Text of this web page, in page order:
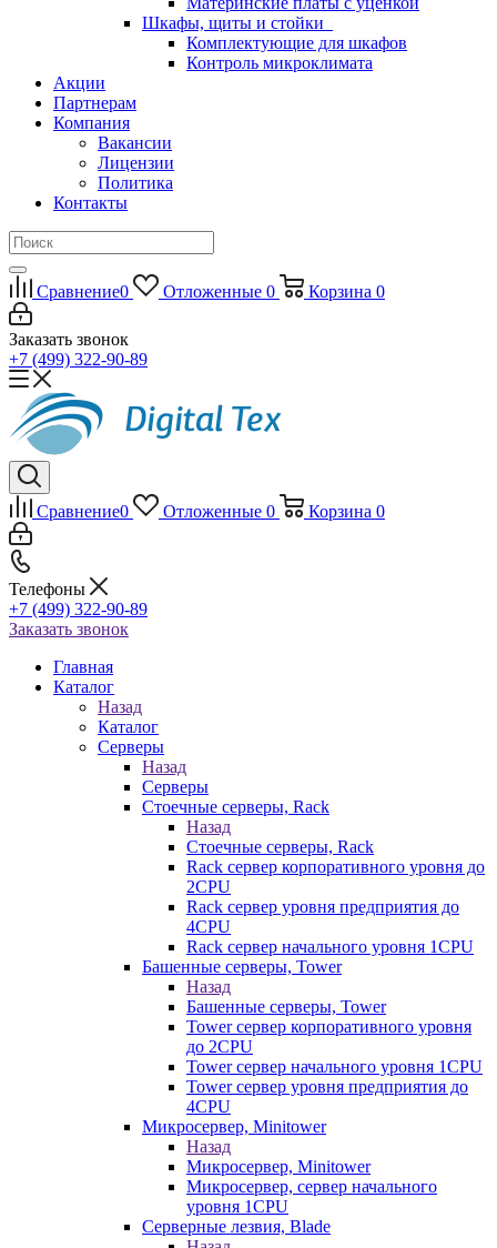
Шкафы, щиты и стойки
Комплектующие для шкафов
Контроль микроклимата
Акции
Партнерам
Компания
Вакансии
Лицензии
Политика
Контакты
Сравнение0 Отложенные 0 Корзина 0
Заказать звонок
+7 (499) 322-90-89
Сравнение0 Отложенные 0 Корзина 0
Телефоны
+7 (499) 322-90-89
Заказать звонок
Главная
Каталог
Назад
Каталог
Серверы
Назад
Серверы
Стоечные серверы, Rack
Назад
Стоечные серверы, Rack
Rack сервер корпоративного уровня до
2CPU
Rack сервер уровня предприятия до
4CPU
Rack сервер начального уровня 1CPU
Башенные серверы, Tower
Назад
Башенные серверы, Tower
Tower сервер корпоративного уровня
до 2CPU
Tower сервер начального уровня 1CPU
Tower сервер уровня предприятия до
4CPU
Микросервер, Minitower
Назад
Микросервер, Minitower
Микросервер, сервер начального
уровня 1CPU
Серверные лезвия, Blade